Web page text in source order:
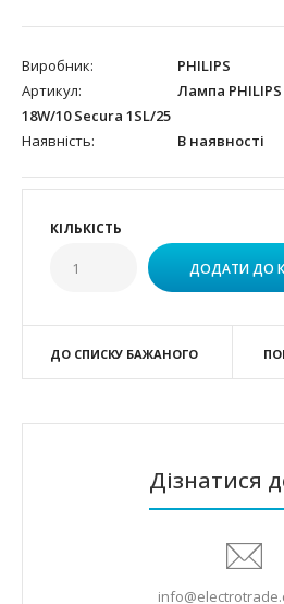
Виробник:
PHILIPS
Артикул:
Лампа
18W/10 Secura 1SL/25
Наявність:
В наявності
КІЛЬКІСТЬ
ДО СПИСКУ БАЖАНОГО
Дізнатися